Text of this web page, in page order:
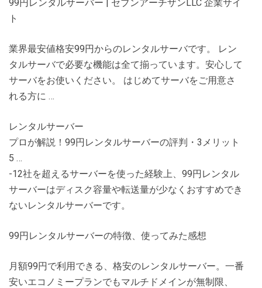
99円レンタルサーバー | セブンアーチザンLLC 企業サイ
ト
業界最安値格安99円からのレンタルサーバです。 レン
タルサーバで必要な機能は全て揃っています。安心して
サーバをお使いください。 はじめてサーバをご用意さ
れる方に …
レンタルサーバー
プロが解説！99円レンタルサーバーの評判・3メリット
5 …
-12社を超えるサーバーを使った経験上、99円レンタル
サーバーはディスク容量や転送量が少なくおすすめでき
ないレンタルサーバーです。
99円レンタルサーバーの特徴、使ってみた感想
月額99円で利用できる、格安のレンタルサーバー。一番
安いエコノミープランでもマルチドメインが無制限、